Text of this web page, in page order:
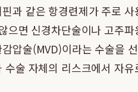
과 같은 항경련제가 주로
면 신경차단술이나 고주
압술(MVD)이라는 수술을
술 자체의 리스크에서 자